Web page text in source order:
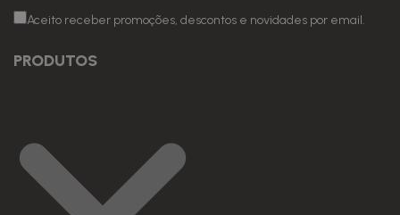
Aceito receber promoções, descontos e novidades por email.
PRODUTOS